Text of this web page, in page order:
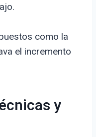
como la
el incremento
y